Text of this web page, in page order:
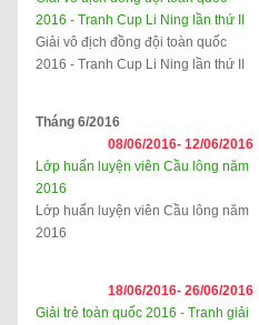
2016 - Tranh Cup Li Ning lần thứ II
Giải vô địch đồng đội toàn quốc
2016 - Tranh Cup Li Ning lần thứ II
Tháng 6/2016
08/06/2016- 12/06/2016
Lớp huấn luyện viên Cầu lông năm
2016
Lớp huấn luyện viên Cầu lông năm
2016
18/06/2016- 26/06/2016
Giải trẻ toàn quốc 2016 - Tranh giải